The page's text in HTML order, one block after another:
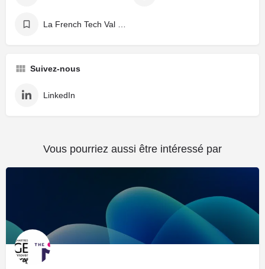
Suivez-nous
LinkedIn
Vous pourriez aussi être intéressé par